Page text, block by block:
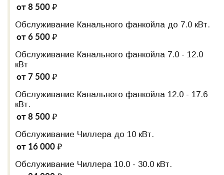
от 8 500 ₽
Обслуживание Канального фанкойла до 7.0 кВт.
от 6 500 ₽
Обслуживание Канального фанкойла 7.0 - 12.0
кВт
от 7 500 ₽
Обслуживание Канального фанкойла 12.0 - 17.6
кВт.
от 8 500 ₽
Обслуживание Чиллера до 10 кВт.
от 16 000 ₽
Обслуживание Чиллера 10.0 - 30.0 кВт.